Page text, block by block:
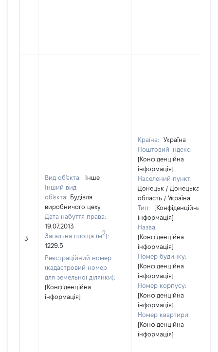
3
Вид об'єкта:
Інше
Інший вид
об'єкта: Будівля
виробничого цеху
Дата набуття права:
19.07.2013
Загальна площа (м2):
1229.5
Реєстраційний номер
(кадастровий номер
для земельної ділянки):
[Конфіденційна
інформація]
Країна:
Україна
Поштовий індекс:
[Конфіденційна
інформація]
Населений пункт:
Донецьк / Донецька
область / Україна
Тип:
[Конфіденційна
інформація]
Назва:
[Конфіденційна
інформація]
Номер будинку:
[Конфіденційна
інформація]
Номер корпусу:
[Конфіденційна
інформація]
Номер квартири:
[Конфіденційна
інформація]